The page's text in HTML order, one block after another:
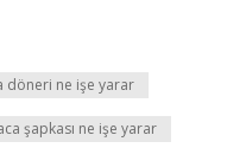
döneri ne işe yarar
şapkası ne işe yarar